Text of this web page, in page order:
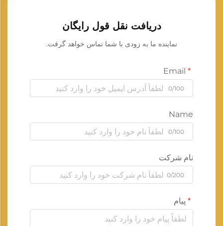
دریافت نقل قول رایگان
نماینده ما به زودی با شما تماس خواهد گرفت.
0/100
Name
0/100
نام شرکت
0/200
پیام